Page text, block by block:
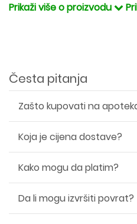
Prikaži više o proizvodu
Česta pitanja
Zašto kupovati na
Koja je cijena dostave?
Kako mogu da platim?
Da li mogu izvršiti povrat?